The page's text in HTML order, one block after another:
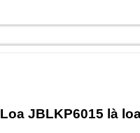
Loa JBLKP6015 là